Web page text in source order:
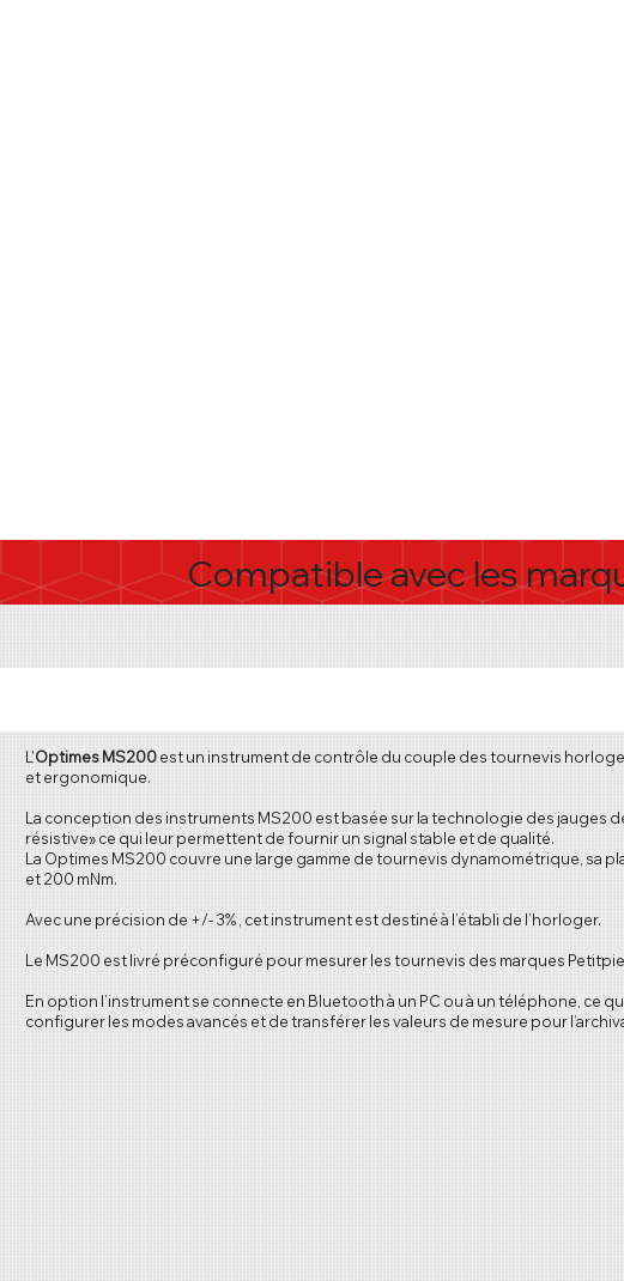
L'Optimes MS200est un instrument de contrôle du couple des tournevis
et ergonomique.
La conception des instruments MS200 est basée sur la technologie des jauges
résistive» ce qui leur permettent de fournir un signal stable et de qualité.
La Optimes MS200 couvre une large gamme de tournevis dynamométrique, sa
et 200 mNm.
Avec une précision de +/- 3% , cet instrument est destiné à l’établi de l’horloger.
Le MS200 est livré préconfiguré pour mesurer les tournevis des marques
En option l’instrument se connecte en Bluetooth à un PC ou à un téléphone, ce
configurer les modes avancés et de transférer les valeurs de mesure pour
Compatible avec les